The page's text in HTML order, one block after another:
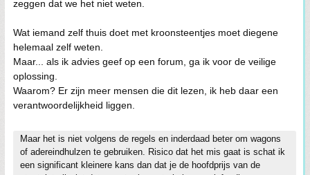
zeggen dat we het niet weten.
Wat iemand zelf thuis doet met kroonsteentjes moet diegene
helemaal zelf weten.
Maar... als ik advies geef op een forum, ga ik voor de veilige
oplossing.
Waarom? Er zijn meer mensen die dit lezen, ik heb daar een
verantwoordelijkheid liggen.
Maar het is niet volgens de regels en inderdaad beter om wagons
of adereindhulzen te gebruiken. Risico dat het mis gaat is schat ik
een significant kleinere kans dan dat je de hoofdprijs van de